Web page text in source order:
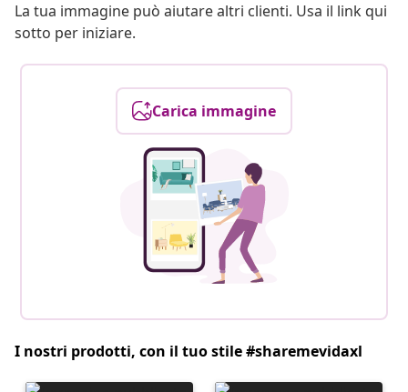
La tua immagine può aiutare altri clienti. Usa il link qui
sotto per iniziare.
Carica immagine
I nostri prodotti, con il tuo stile #sharemevidaxl